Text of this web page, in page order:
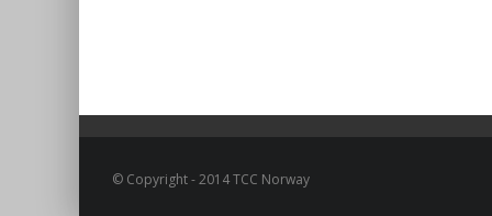
© Copyright - 2014 TCC Norway